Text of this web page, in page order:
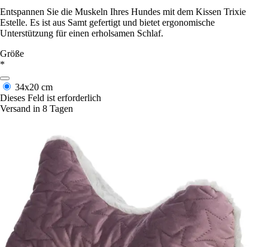
Entspannen Sie die Muskeln Ihres Hundes mit dem Kissen Trixie
Estelle. Es ist aus Samt gefertigt und bietet ergonomische
Unterstützung für einen erholsamen Schlaf.
Größe
*
34x20 cm
Dieses Feld ist erforderlich
Versand in 8 Tagen